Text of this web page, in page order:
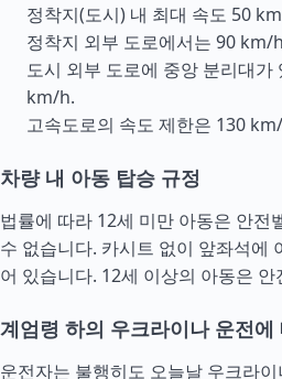
정착지(도시) 내 최대 속도 50
정착지 외부 도로에서는 90 km/
도시 외부 도로에 중앙 분리대
km/h.
고속도로의 속도 제한은 130
차량 내 아동 탑승 규정
법률에 따라 12세 미만 아동은 안전
수 없습니다. 카시트 없이 앞좌석에
어 있습니다. 12세 이상의 아동은
계엄령 하의 우크라이나 운전
운전자는 불행히도 오늘날 우크라